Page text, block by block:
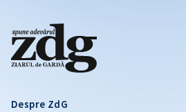
Despre ZdG